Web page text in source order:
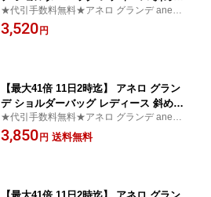
けバッグ anello GRANDE 斜めがけ 小
さめ ブランド 大人 軽量 かわいい 小さ
★代引手数料無料★アネロ グランデ anello
GRANDE ショルダーバッグ 斜め掛け ポシ
ェット
3,520 円
【最大41倍 11日2時迄】 アネロ グラン
デ ショルダーバッグ レディース 斜めが
けバッグ A4 ブランド 軽量 軽い anello
GRANDE ショルダー バッグ カバン 斜
★代引手数料無料★アネロ グランデ anello
GRANDE ショルダーバッグ 斜め掛け 無地
3,850 円 送料無料